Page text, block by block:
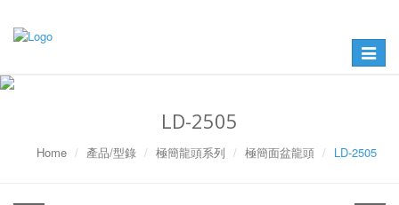
Toggle
LD-2505
Home 產品/型錄 極簡龍頭系列 極簡面盆龍頭 LD-2505